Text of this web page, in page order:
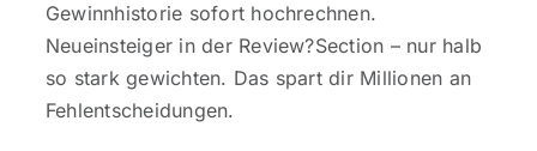
Gewinnhistorie sofort hochrechnen.
Neueinsteiger in der Review?Section – nur halb
so stark gewichten. Das spart dir Millionen an
Fehlentscheidungen.